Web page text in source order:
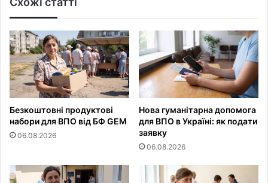
Безкоштовні продуктові
набори для ВПО від БФ GEM
06.08.2026
Нова гуманітарна допомога
для ВПО в Україні: як подати
заявку
06.08.2026